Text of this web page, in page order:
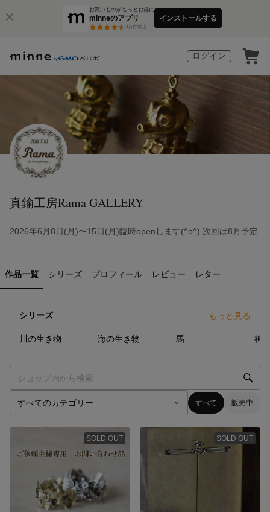
お買いものがもっとお得に
minneのアプリ
3万件以上
インストールする
ログイン
真鍮工房Rama GALLERY
2026年6月8日(月)〜15日(月)臨時openします(^o^) 次回は8月予定
作品一覧 シリーズ プロフィール レビュー レター
シリーズ もっと見る
川の生き物 海の生き物 馬 神
すべて 販売中
SOLD OUT SOLD OUT